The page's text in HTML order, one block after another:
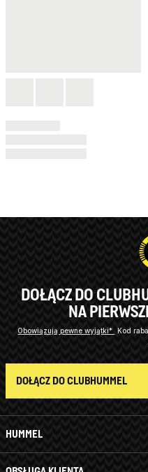
HUMMEL
DOŁĄCZ DO
NA
Obowiązują pewne wyjątki* Kod
DOŁĄCZ DO CLUBHUMMEL